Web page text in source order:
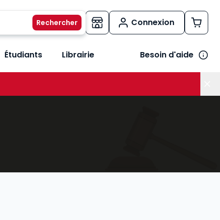
Connexion
métiers
le sous-menu Vos besoins
Étudiants Librairie Besoin d'aide